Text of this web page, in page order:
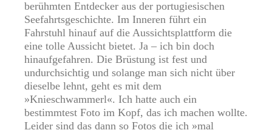
berühmten Entdecker aus der portugiesischen
Seefahrtsgeschichte. Im Inneren führt ein
Fahrstuhl hinauf auf die Aussichtsplattform die
eine tolle Aussicht bietet. Ja – ich bin doch
hinaufgefahren. Die Brüstung ist fest und
undurchsichtig und solange man sich nicht über
dieselbe lehnt, geht es mit dem
»Knieschwammerl«. Ich hatte auch ein
bestimmtest Foto im Kopf, das ich machen wollte.
Leider sind das dann so Fotos die ich »mal